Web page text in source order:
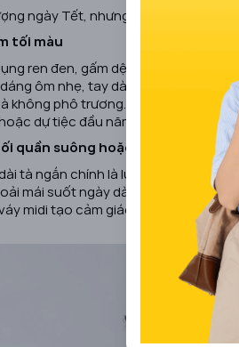
ngày Tết, nhưng đã được nâng
tối màu
ren đen, gấm dệt họa tiết với
ôm nhẹ, tay dài hoặc tay lỡ
không phô trương. Chỉ cần kết hợp
dự tiệc đầu năm.
quần suông hoặc chân váy
tà ngắn chính là lựa chọn quốc
mái suốt ngày dài. Với những cô
midi tạo cảm giác vừa truyền